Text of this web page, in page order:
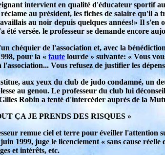
intervient en qualité d'éducateur sportif
au président, les fiches de salaire qu'il
au noir depuis quelques années!» Il
été versée. le professeur se demande encore
chéquier de l'association et, avec la
pour la « faute lourde » suivante: « Vous
Vous refusez de justifier les
aux yeux du club de judo condamné, un
au genou. Le professeur du club lui
Robin a tenté d'intercéder auprès de la
ÇA JE PRENDS DES RISQUES »
remue ciel et terre pour éveiller l'attention
1999, juge le licenciement « sans cause
et intérêts, etc.